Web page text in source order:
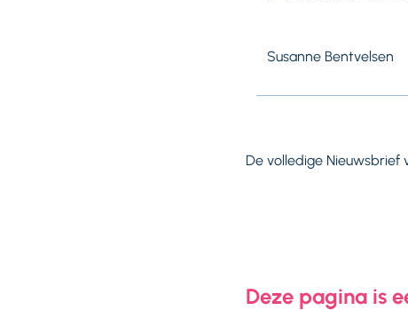
Susanne Bentvelsen
De volledige Nieuwsbrief
Deze pagina is